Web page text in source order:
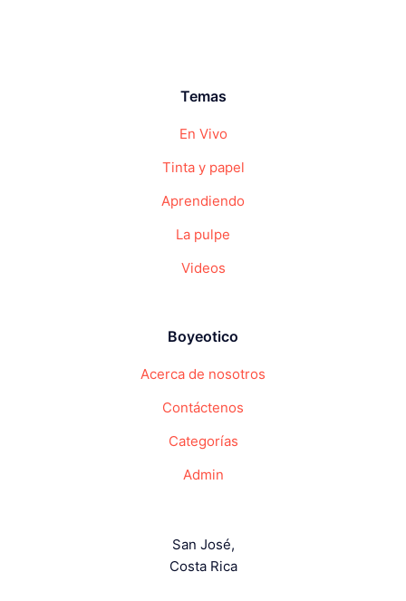
Temas
En Vivo
Tinta y papel
Aprendiendo
La pulpe
Videos
Boyeotico
Acerca de nosotros
Contáctenos
Categorías
Admin
San José,
Costa Rica